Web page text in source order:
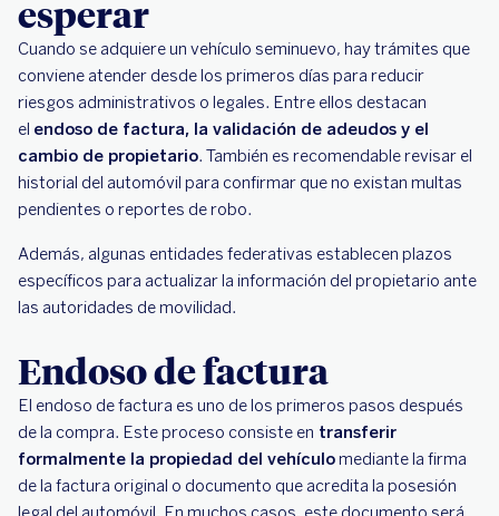
esperar
Cuando se adquiere un vehículo seminuevo, hay trámites que
conviene atender desde los primeros días para reducir
riesgos administrativos o legales. Entre ellos destacan
el endoso de factura, la validación de adeudos y el
cambio de propietario. También es recomendable revisar el
historial del automóvil para confirmar que no existan multas
pendientes o reportes de robo.
Además, algunas entidades federativas establecen plazos
específicos para actualizar la información del propietario ante
las autoridades de movilidad.
Endoso de factura
El endoso de factura es uno de los primeros pasos después
de la compra. Este proceso consiste en transferir
formalmente la propiedad del vehículomediante la firma
de la factura original o documento que acredita la posesión